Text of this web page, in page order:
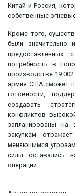
Китай и Россия,
собственные
Кроме того,
были значительно
предоставленных
потребность в
производстве 19
армия США сможет
готовности,
создавать
конфликтов
запланированы на
закупкам
меняющимся
силы оставались
операций.